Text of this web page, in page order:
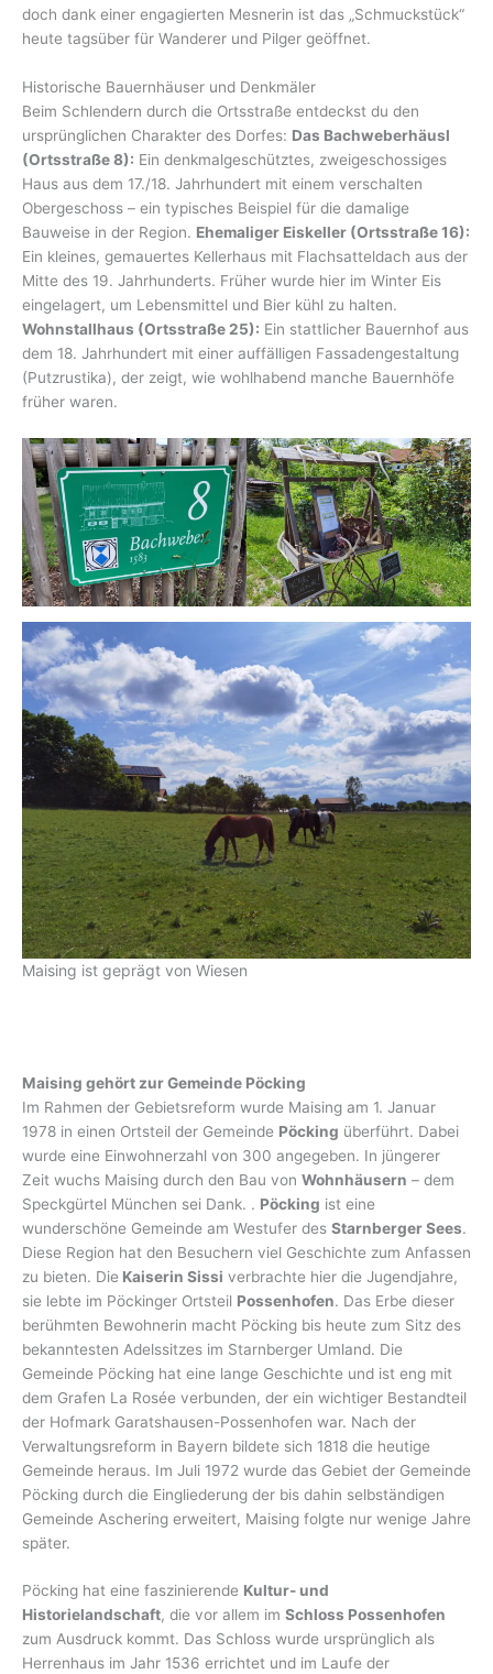
doch dank einer engagierten Mesnerin ist das „Schmuckstück“
heute tagsüber für Wanderer und Pilger geöffnet.
Historische Bauernhäuser und Denkmäler
Beim Schlendern durch die Ortsstraße entdeckst du den
ursprünglichen Charakter des Dorfes: Das Bachweberhäusl
(Ortsstraße 8): Ein denkmalgeschütztes, zweigeschossiges
Haus aus dem 17./18. Jahrhundert mit einem verschalten
Obergeschoss – ein typisches Beispiel für die damalige
Bauweise in der Region. Ehemaliger Eiskeller (Ortsstraße 16):
Ein kleines, gemauertes Kellerhaus mit Flachsatteldach aus der
Mitte des 19. Jahrhunderts. Früher wurde hier im Winter Eis
eingelagert, um Lebensmittel und Bier kühl zu halten.
Wohnstallhaus (Ortsstraße 25): Ein stattlicher Bauernhof aus
dem 18. Jahrhundert mit einer auffälligen Fassadengestaltung
(Putzrustika), der zeigt, wie wohlhabend manche Bauernhöfe
früher waren.
Maising ist geprägt von Wiesen
Maising gehört zur Gemeinde Pöcking
Im Rahmen der Gebietsreform wurde Maising am 1. Januar
1978 in einen Ortsteil der Gemeinde Pöcking überführt. Dabei
wurde eine Einwohnerzahl von 300 angegeben. In jüngerer
Zeit wuchs Maising durch den Bau von Wohnhäusern – dem
Speckgürtel München sei Dank. . Pöcking ist eine
wunderschöne Gemeinde am Westufer des Starnberger Sees.
Diese Region hat den Besuchern viel Geschichte zum Anfassen
zu bieten. Die Kaiserin Sissi verbrachte hier die Jugendjahre,
sie lebte im Pöckinger Ortsteil Possenhofen. Das Erbe dieser
berühmten Bewohnerin macht Pöcking bis heute zum Sitz des
bekanntesten Adelssitzes im Starnberger Umland. Die
Gemeinde Pöcking hat eine lange Geschichte und ist eng mit
dem Grafen La Rosée verbunden, der ein wichtiger Bestandteil
der Hofmark Garatshausen-Possenhofen war. Nach der
Verwaltungsreform in Bayern bildete sich 1818 die heutige
Gemeinde heraus. Im Juli 1972 wurde das Gebiet der Gemeinde
Pöcking durch die Eingliederung der bis dahin selbständigen
Gemeinde Aschering erweitert, Maising folgte nur wenige Jahre
später.
Pöcking hat eine faszinierende Kultur- und
Historielandschaft, die vor allem im Schloss Possenhofen
zum Ausdruck kommt. Das Schloss wurde ursprünglich als
Herrenhaus im Jahr 1536 errichtet und im Laufe der